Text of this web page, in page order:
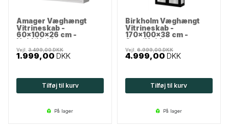
Amager Væghængt
Vitrineskab -
60x100x26 cm -
Hvid/Hvid
1.999,00 DKK
Vejl.3.499,00DKK
Tilføj til kurv
på lager
Birkholm Væghængt
Vitrineskab -
170x100x38 cm -
Sort/Hvid
4.999,00 DKK
Vejl. 6.999,00DKK
Tilføj til kurv
på lager